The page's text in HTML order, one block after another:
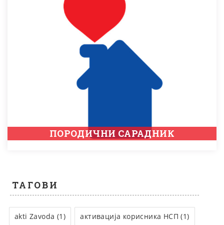
ПОРОДИЧНИ САРАДНИК
ТАГОВИ
akti Zavoda (1) активација корисника НСП (1)